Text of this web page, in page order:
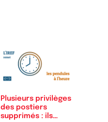
Plusieurs privilèges
des postiers
supprimés : ils…